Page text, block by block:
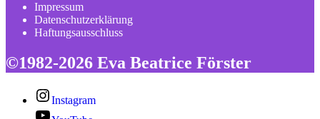
Impressum
Datenschutzerklärung
Haftungsausschluss
©1982-2026 Eva Beatrice Förster
Instagram